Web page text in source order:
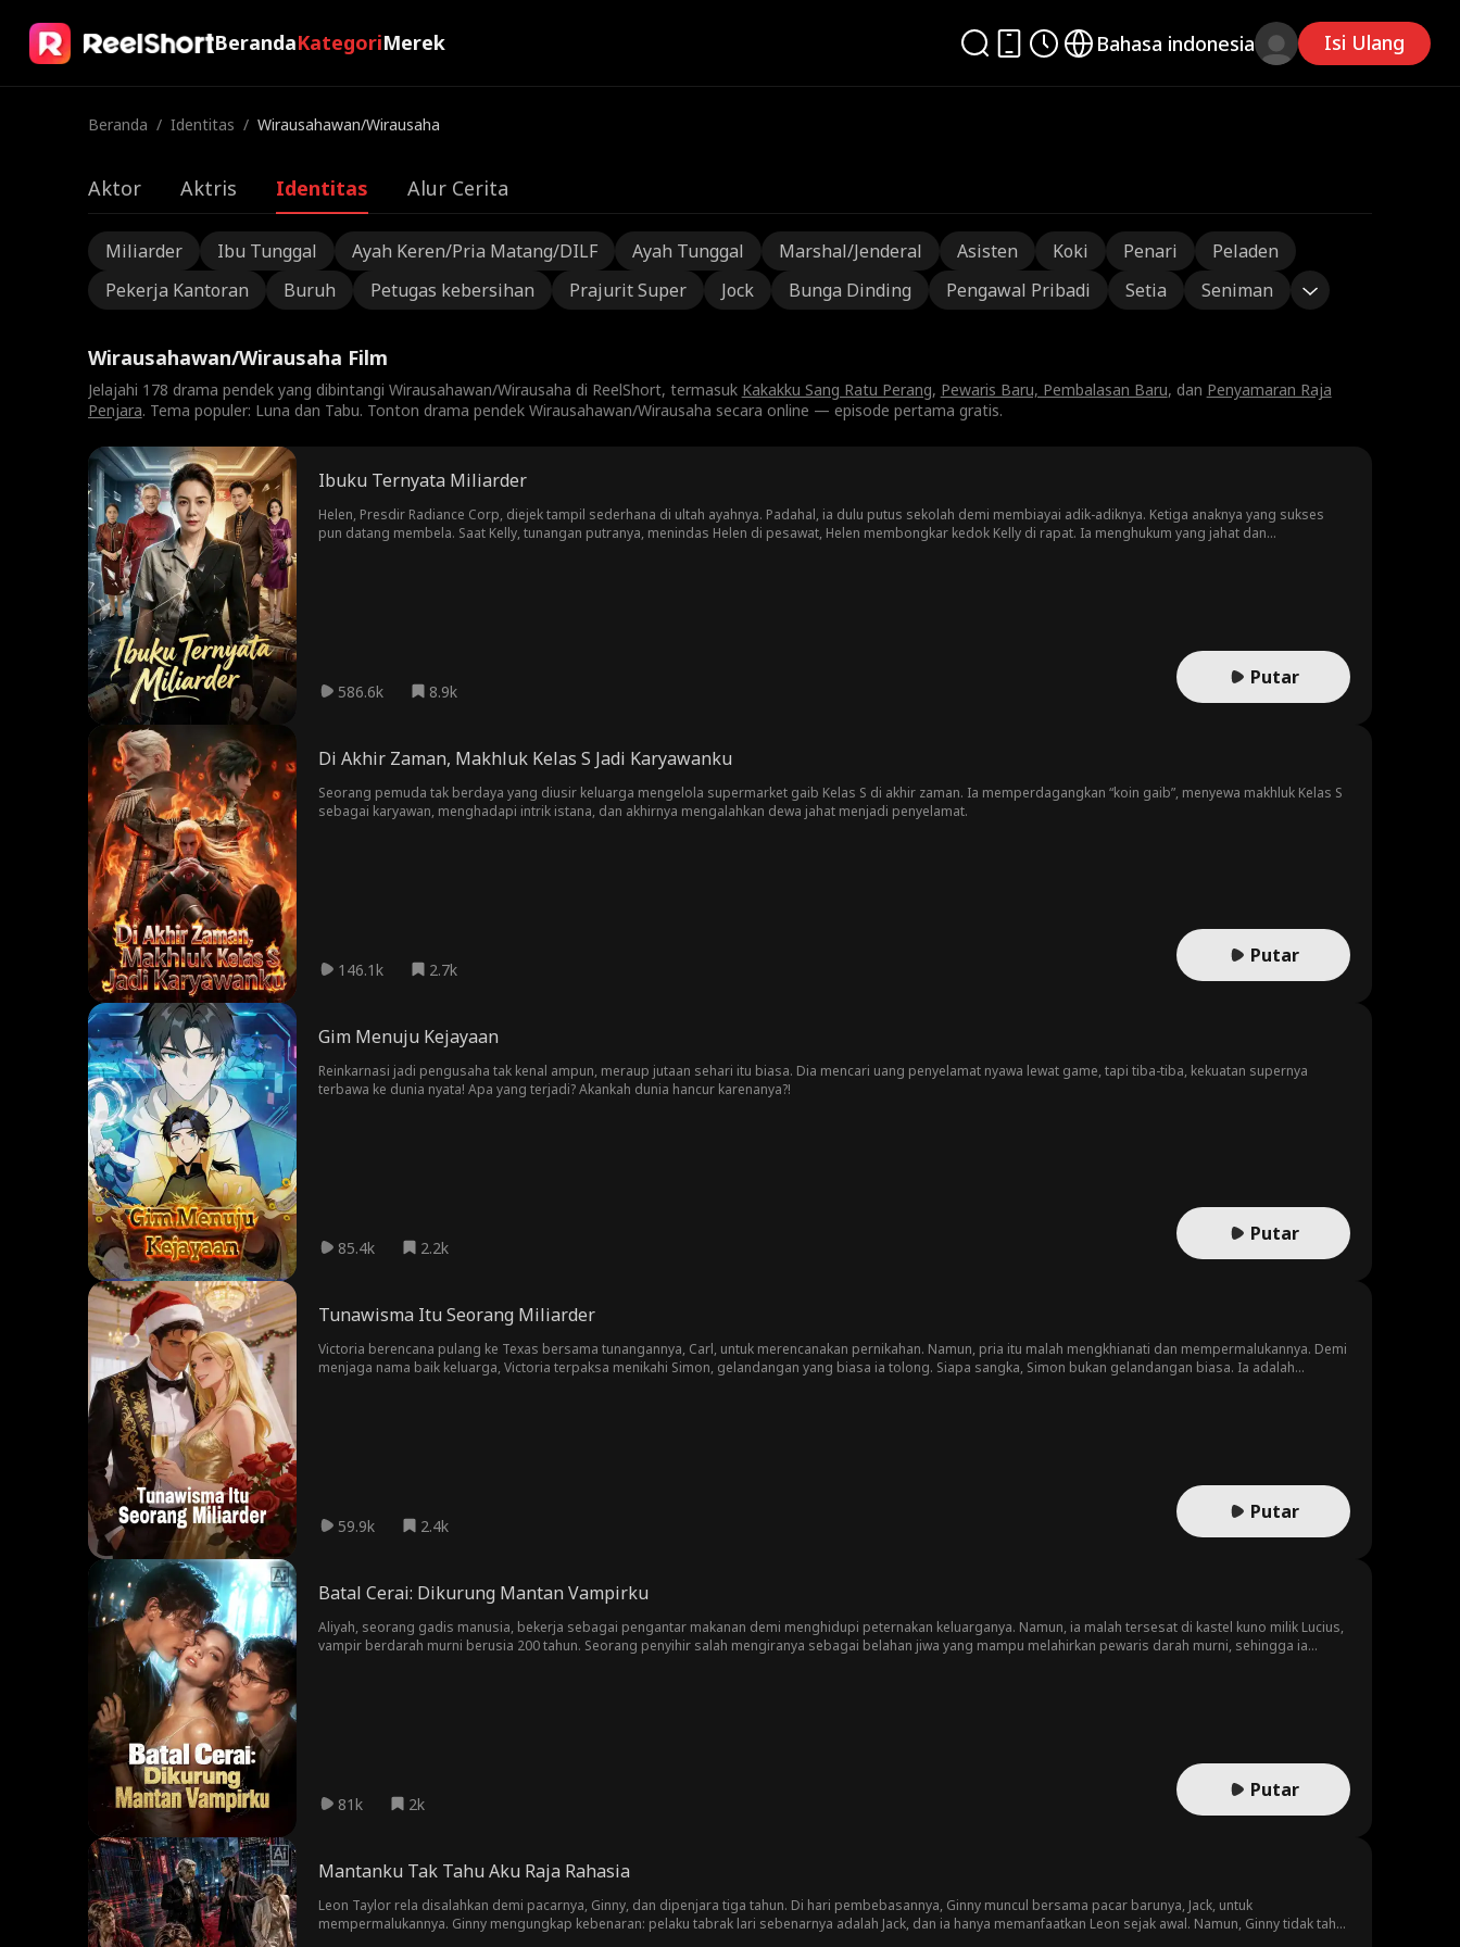
BerandaKategoriMerek Bahasa indonesia Isi Ulang
Beranda / Identitas / Wirausahawan/Wirausaha
Aktor Aktris Identitas Alur Cerita
Miliarder Ibu Tunggal Ayah Keren/Pria Matang/DILF Ayah Tunggal Marshal/Jenderal Asisten Koki Penari
Peladen
Pekerja Kantoran
Buruh Petugas kebersihan Prajurit Super Jock Bunga Dinding Pengawal Pribadi Setia Seniman
Wirausahawan/Wirausaha Film
Jelajahi 178 drama pendek yang dibintangi Wirausahawan/Wirausaha di ReelShort, termasuk Kakakku Sang Ratu Perang, Pewaris Baru, Pembalasan Baru, dan Penyamaran Raja
Penjara. Tema populer: Luna dan Tabu. Tonton drama pendek Wirausahawan/Wirausaha secara online — episode pertama gratis.
Ibuku Ternyata Miliarder
Helen, Presdir Radiance Corp, diejek tampil sederhana di ultah ayahnya. Padahal, ia dulu putus sekolah demi membiayai adik-adiknya. Ketiga anaknya yang sukses
pun datang membela. Saat Kelly, tunangan putranya, menindas Helen di pesawat, Helen membongkar kedok Kelly di rapat. Ia menghukum yang jahat dan
586.6k 8.9k
Putar
Di Akhir Zaman, Makhluk Kelas S Jadi Karyawanku
Seorang pemuda tak berdaya yang diusir keluarga mengelola supermarket gaib Kelas S di akhir zaman. Ia memperdagangkan “koin gaib”, menyewa makhluk Kelas S
sebagai karyawan, menghadapi intrik istana, dan akhirnya mengalahkan dewa jahat menjadi penyelamat.
146.1k 2.7k
Putar
Gim Menuju Kejayaan
Reinkarnasi jadi pengusaha tak kenal ampun, meraup jutaan sehari itu biasa. Dia mencari uang penyelamat nyawa lewat game, tapi tiba-tiba, kekuatan supernya
terbawa ke dunia nyata! Apa yang terjadi? Akankah dunia hancur karenanya?!
85.4k 2.2k
Putar
Tunawisma Itu Seorang Miliarder
Victoria berencana pulang ke Texas bersama tunangannya, Carl, untuk merencanakan pernikahan. Namun, pria itu malah mengkhianati dan mempermalukannya. Demi
menjaga nama baik keluarga, Victoria terpaksa menikahi Simon, gelandangan yang biasa ia tolong. Siapa sangka, Simon bukan gelandangan biasa. Ia adalah
59.9k 2.4k
Putar
Batal Cerai: Dikurung Mantan Vampirku
Aliyah, seorang gadis manusia, bekerja sebagai pengantar makanan demi menghidupi peternakan keluarganya. Namun, ia malah tersesat di kastel kuno milik Lucius,
vampir berdarah murni berusia 200 tahun. Seorang penyihir salah mengiranya sebagai belahan jiwa yang mampu melahirkan pewaris darah murni, sehingga ia
dendamnya dan pergi berkeliling dunia. Terbebas dari belenggu kepalsuan ikatan darah, keduanya menyelesaikan semua kesalahpahaman, tetap bersama demi
cinta sejati, dan akhirnya menyambut kelahiran bayi berdarah murni mereka sendiri.
81k 2k
Putar
Mantanku Tak Tahu Aku Raja Rahasia
Leon Taylor rela disalahkan demi pacarnya, Ginny, dan dipenjara tiga tahun. Di hari pembebasannya, Ginny muncul bersama pacar barunya, Jack, untuk
mempermalukannya. Ginny mengungkap kebenaran: pelaku tabrak lari sebenarnya adalah Jack, dan ia hanya memanfaatkan Leon sejak awal. Namun, Ginny tidak tahu